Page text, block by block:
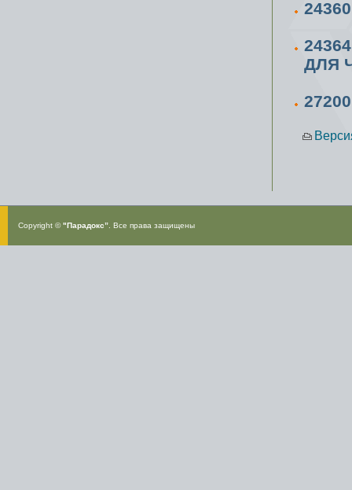
ДЛЯ
Copyright ©"Парадокс” . Все права защищены